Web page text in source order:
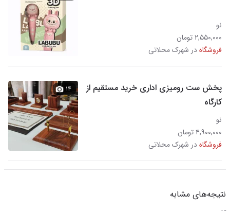
نو
۲,۵۵۰,۰۰۰ تومان
فروشگاهدر شهرک محلاتی
پخش ست رومیزی اداری خرید مستقیم از
کارگاه
نو
۴,۹۰۰,۰۰۰ تومان
فروشگاهدر شهرک محلاتی
۱۴
نتیجه‌های مشابه